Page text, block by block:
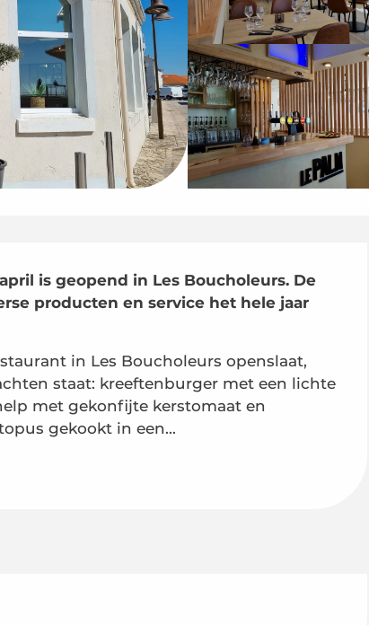
is geopend in Les Boucholeurs. De
producten en service het hele jaar
in Les Boucholeurs openslaat,
staat: kreeftenburger met een lichte
met gekonfijte kerstomaat en
gekookt in een...